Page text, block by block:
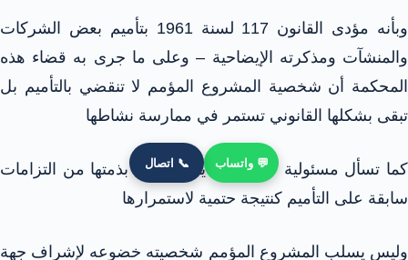
وبأنه مؤدى القانون 117 لسنة 1961 بتأميم بعض الشركات
والمنشآت ومذكرته الإيضاحية – وعلى ما جرى به قضاء هذه
المحكمة أن شخصية المشروع المؤمم لا تنقضي بالتأميم بل
تبقى بشكلها القانوني تستمر في ممارسة نشاطها
كما تسأل مسئولية كاملة عما يكون عالقاً بذمتها من التزامات
سابقة على التأميم كنتيجة حتمية لاستمرارها
وليس يسلب المشروع المؤمم شخصيته خضوعه لإشراف جهة
💬 واتساب 📞 اتصال